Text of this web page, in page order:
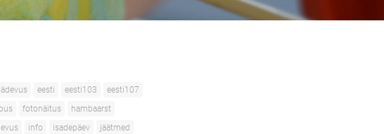
eesti eesti103
eesti107
fotonäitus
hambaarst
info isadepäev
jäätmed